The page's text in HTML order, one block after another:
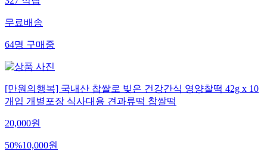
무료배송
64명 구매중
[만원의행복] 국내산 찹쌀로 빚은 건강간식 영양찰떡 42g x 10
개입 개별포장 식사대용 견과류떡 찹쌀떡
20,000원
50%10,000원